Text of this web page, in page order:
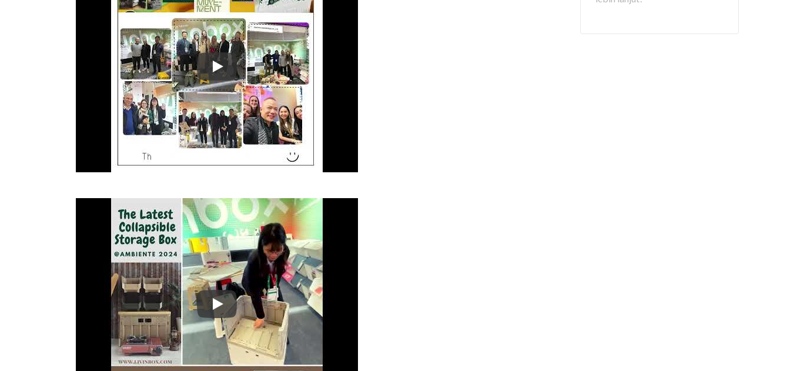
Ambiente 2024: Pameran Menarik dari livinbox
Ambiente 2024: Pameran Menarik dari livinbox